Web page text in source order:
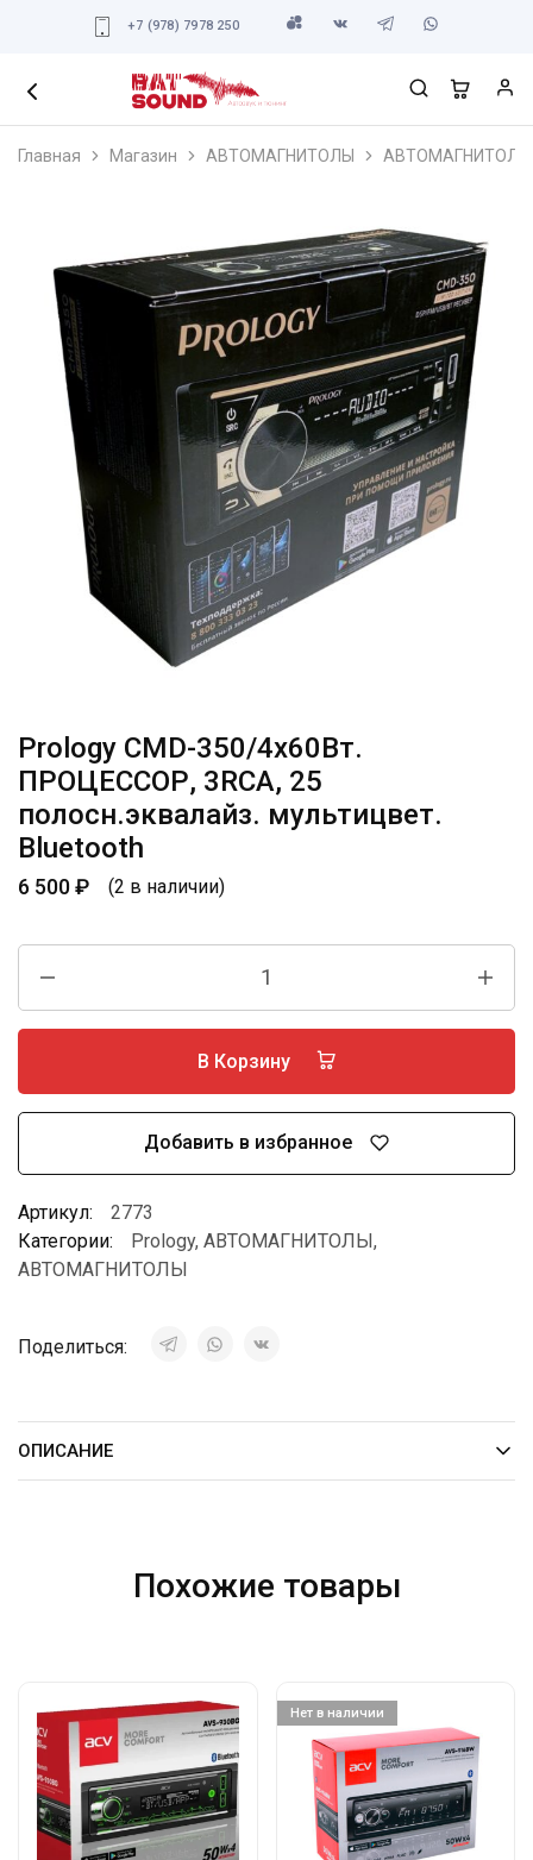
+7 (978) 7978 250
Главная Магазин АВТОМАГНИТОЛЫ АВТОМАГНИТОЛЫ
Prology CMD-350/4х60Вт.
ПРОЦЕССОР, 3RCA, 25
полосн.эквалайз. мультицвет.
Bluetooth
6 500₽ (2 в наличии)
В Корзину
Добавить в избранное
Артикул:
2773
Категории:
Prology, АВТОМАГНИТОЛЫ,
АВТОМАГНИТОЛЫ
Поделиться:
ОПИСАНИЕ
Похожие товары
Нет в наличии